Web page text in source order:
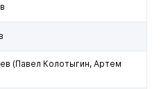
(Павел Колотыгин, Артем